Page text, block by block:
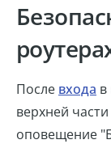
После входа в
верхней
оповещение